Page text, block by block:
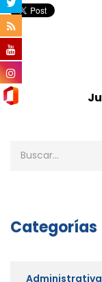
Categorías
Administrativa